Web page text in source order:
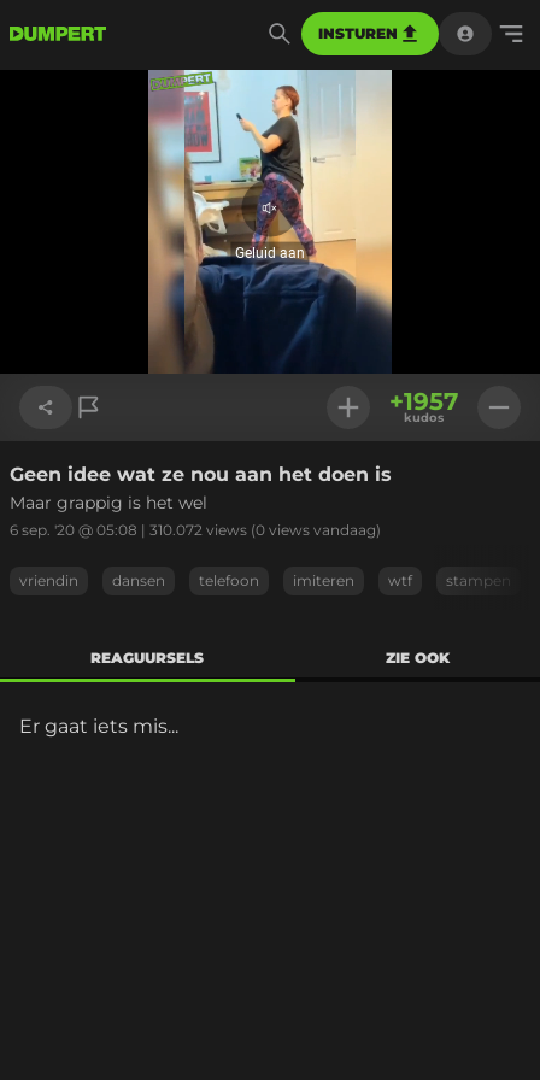
INSTUREN
Geluid
aan
Geluid aan
Geladen
100.00%
Link kopiëren
+1957
kudos
Geen idee wat ze nou aan het doen is
Maar grappig is het wel
6 sep. '20 @ 05:08 | 310.072 views (0 views vandaag)
vriendin dansen telefoon imiteren wtf stampen
REAGUURSELS ZIE OOK
Er gaat iets mis...